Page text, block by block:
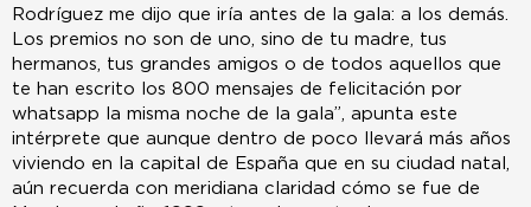
Rodríguez me dijo que iría antes de la gala: a los demás.
Los premios no son de uno, sino de tu madre, tus
hermanos, tus grandes amigos o de todos aquellos que
te han escrito los 800 mensajes de felicitación por
whatsapp la misma noche de la gala”, apunta este
intérprete que aunque dentro de poco llevará más años
viviendo en la capital de España que en su ciudad natal,
aún recuerda con meridiana claridad cómo se fue de